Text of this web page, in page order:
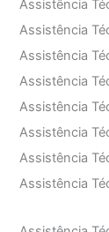
Assistência
Assistência
Assistência
Assistência
Assistência
Assistência
Assistência
Assistência